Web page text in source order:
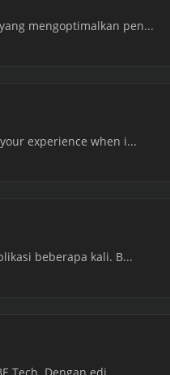
mengoptimalkan pen...
experience when i...
beberapa kali. B...